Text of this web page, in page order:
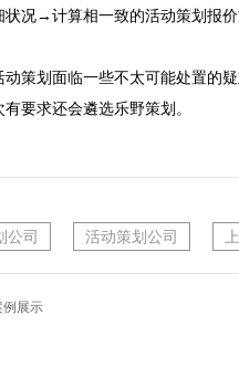
状况→计算相一致的活动策划报
策划面临一些不太可能处置的
要求还会遴选乐野策划。
公司 活动策划公司
例展示